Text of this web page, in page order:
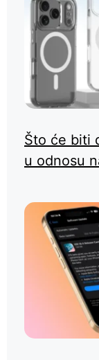
Što će biti
u odnosu